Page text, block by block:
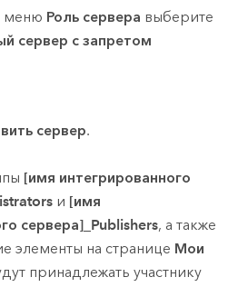
меню Роль сервера выберите
сервер с запретом
сервер.
[имя интегрированного
и [имя
сервера]_Publishers, а также
элементы на странице Мои
принадлежать участнику